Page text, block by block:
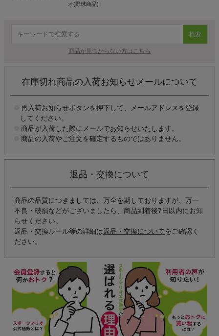
オ(野球商品)
検索
商品が見つからない方はこちら
在庫切れ商品の入荷お知らせメールについて
再入荷お知らせボタンを押下して、メールアドレスを登録
してください。
商品が入荷した際にメールでお知らせいたします。
商品の入荷やご注文を確定するものではありません。
返品・交換について
商品の品質につきましては、万全を期しておりますが、万一
不良・破損などがございましたら、商品到着後7日以内にお知
らせください。
返品・交換ルール等の詳細は返品・交換について をご確認く
ださい。